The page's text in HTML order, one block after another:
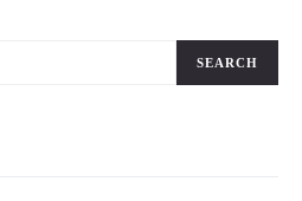
SEARCH